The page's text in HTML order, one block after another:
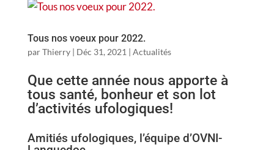
Tous nos voeux pour 2022.
parThierry| Déc 31, 2021 | Actualités
Que cette année nous apporte à
tous santé, bonheur et son lot
d’activités ufologiques!
Amitiés ufologiques, l’équipe d’OVNI-